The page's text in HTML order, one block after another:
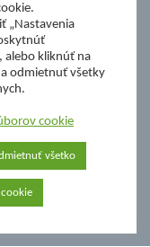
„Nastavenia
alebo kliknúť na
odmietnuť všetky
cookie
všetko